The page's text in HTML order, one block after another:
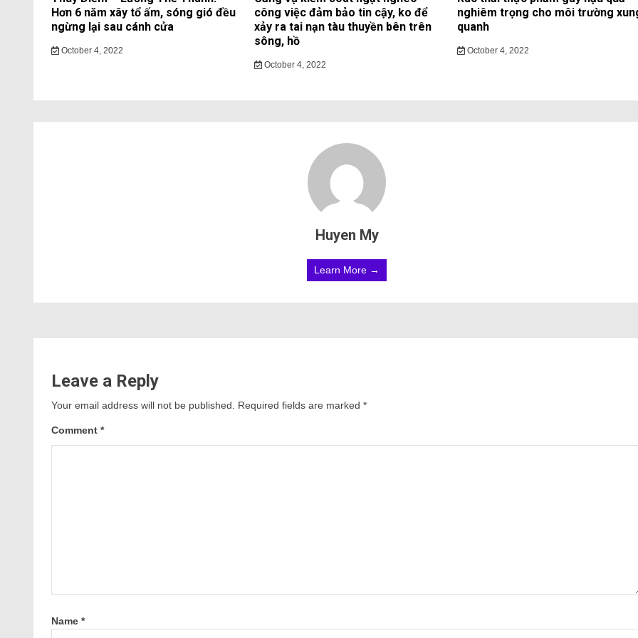
Hơn 6 năm xây tổ ấm, sóng gió đều
ngừng lại sau cánh cửa
October 4, 2022
công việc đảm bảo tin cậy, ko để
xảy ra tai nạn tàu thuyền bên trên
sông, hồ
October 4, 2022
nghiêm trọng cho môi trường
quanh
October 4, 2022
Huyen My
Learn More →
Leave a Reply
Your email address will not be published. Required fields are marked *
Comment *
Name *